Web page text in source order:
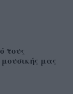
τους
μας